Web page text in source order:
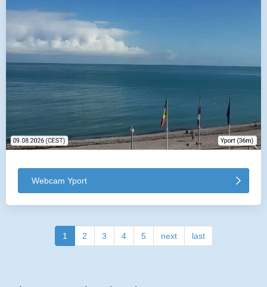
Webcam Yport
1 2 3 4 5 next last